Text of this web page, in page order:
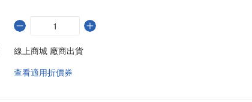
線上商城 廠商出貨
查看適用折價券